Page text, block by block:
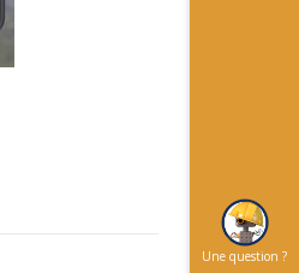
Une question ?